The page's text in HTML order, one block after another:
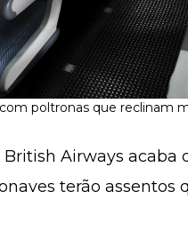
poltronas que reclinam
Airways acaba
terão assentos